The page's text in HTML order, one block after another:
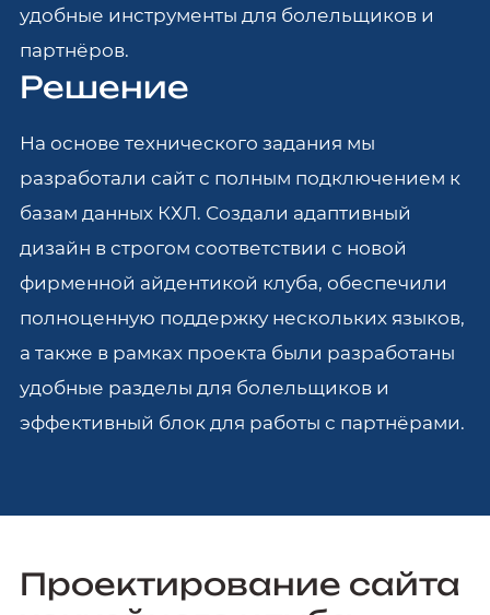
удобные инструменты для болельщиков и
партнёров.
Решение
На основе технического задания мы
разработали сайт с полным подключением к
базам данных КХЛ. Создали адаптивный
дизайн в строгом соответствии с новой
фирменной айдентикой клуба, обеспечили
полноценную поддержку нескольких языков,
а также в рамках проекта были разработаны
удобные разделы для болельщиков и
эффективный блок для работы с партнёрами.
Проектирование сайта